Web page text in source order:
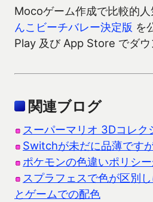
Mocoゲーム作成で比較的
んこビーチバレー決定版 を
Play 及び App Store でダウ
関連ブログ
スーパーマリオ 3Dコレク
Switchが未だに品薄です
ポケモンの色違いポリシ
スプラフェスで色が区別
とゲームでの配色